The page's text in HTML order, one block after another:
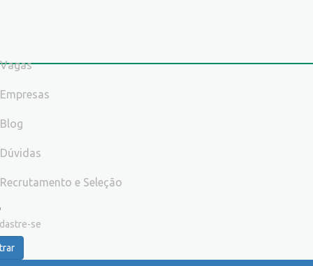
Vagas
Empresas
Blog
Dúvidas
Recrutamento e Seleção
se